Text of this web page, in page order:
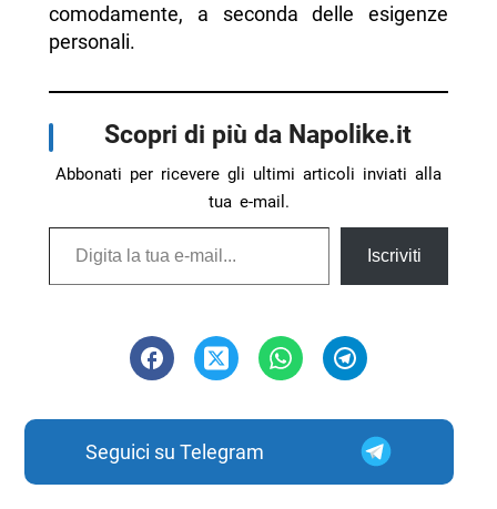
comodamente, a seconda delle esigenze
personali.
Scopri di più da Napolike.it
Abbonati per ricevere gli ultimi articoli inviati alla
tua e-mail.
Digita la tua e-mail...
Iscriviti
Seguici su Telegram